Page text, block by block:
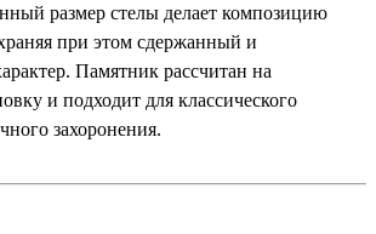
размер стелы делает композицию
при этом сдержанный и
Памятник рассчитан на
и подходит для классического
захоронения.